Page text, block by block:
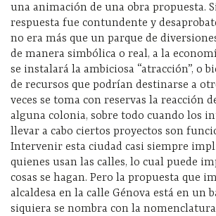
una animación de una obra propuesta.
respuesta fue contundente y
no era más que un parque de
de manera simbólica o real, a la
se instalará la ambiciosa “atracción”, o
de recursos que podrían destinarse a
veces se toma con reservas la reacción
alguna colonia, sobre todo cuando los
llevar a cabo ciertos proyectos son
Intervenir esta ciudad casi siempre
quienes usan las calles, lo cual puede
cosas se hagan. Pero la propuesta que
alcaldesa en la calle Génova está en un
siquiera se nombra con la